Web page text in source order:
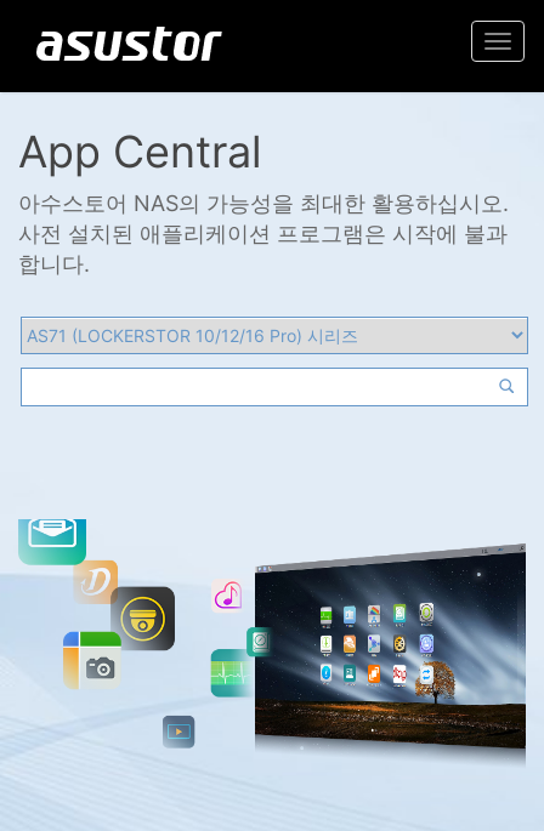
App Central
아수스토어 NAS의 가능성을 최대한 활용하십시오.
사전 설치된 애플리케이션 프로그램은 시작에 불과
합니다.